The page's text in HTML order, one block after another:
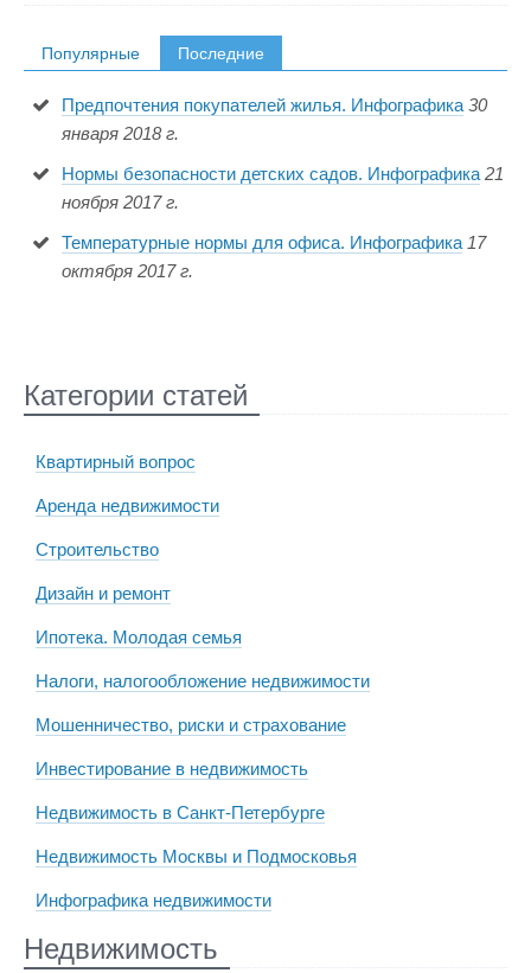
Популярные Последние
Предпочтения покупателей жилья. Инфографика 30
января 2018 г.
Нормы безопасности детских садов. Инфографика 21
ноября 2017 г.
Температурные нормы для офиса. Инфографика 17
октября 2017 г.
Категории статей
Квартирный вопрос
Аренда недвижимости
Строительство
Дизайн и ремонт
Ипотека. Молодая семья
Налоги, налогообложение недвижимости
Мошенничество, риски и страхование
Инвестирование в недвижимость
Недвижимость в Санкт-Петербурге
Недвижимость Москвы и Подмосковья
Инфографика недвижимости
Недвижимость